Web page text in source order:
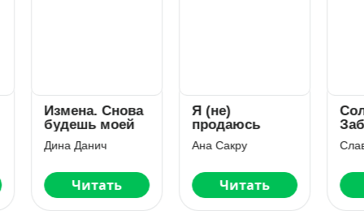
Снова
моей
Данич
Читать
Я (не)
продаюсь
Читать
Соломон.
Слава
Читать